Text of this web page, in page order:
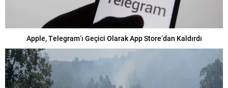
Apple, Telegram’ı Geçici Olarak App Store’dan Kaldırdı